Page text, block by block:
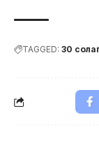
TAGGED: 30